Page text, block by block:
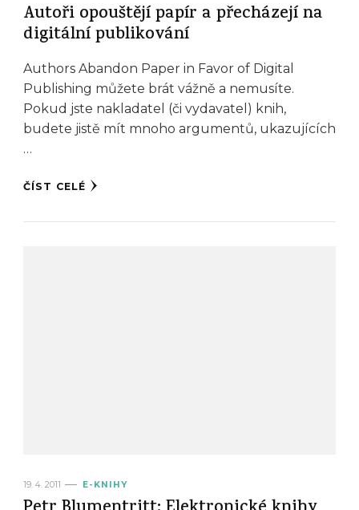
Autoři opouštějí papír a přecházejí na
digitální publikování
Authors Abandon Paper in Favor of Digital
Publishing můžete brát vážně a nemusíte.
Pokud jste nakladatel (či vydavatel) knih,
budete jistě mít mnoho argumentů, ukazujících
…
ČÍST CELÉ
19. 4. 2011 E-KNIHY